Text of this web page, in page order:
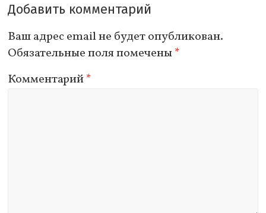
Добавить комментарий
Ваш адрес email не будет опубликован.
Обязательные поля помечены*
Комментарий*